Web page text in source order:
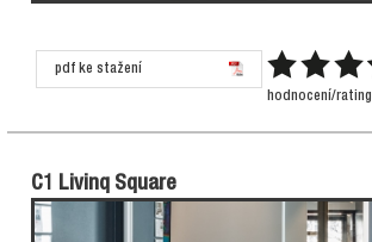
pdf ke stažení
hodnocení/rating
C1 Livinq Square